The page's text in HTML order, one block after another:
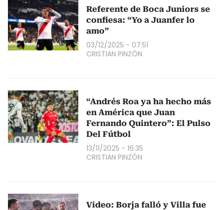
Referente de Boca Juniors se
confiesa: “Yo a Juanfer lo
amo”
03/12/2025 - 07:51
CRISTIAN PINZÓN
“Andrés Roa ya ha hecho más
en América que Juan
Fernando Quintero”: El Pulso
Del Fútbol
13/11/2025 - 16:35
CRISTIAN PINZÓN
Video: Borja falló y Villa fue